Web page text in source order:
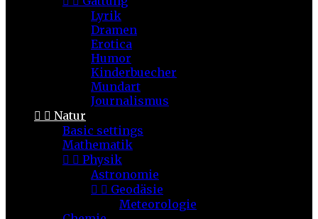
Lyrik
Dramen
Erotica
Humor
Kinderbuecher
Mundart
Journalismus
  Natur
Basic settings
Mathematik
  Physik
Astronomie
  Geodäsie
Meteorologie